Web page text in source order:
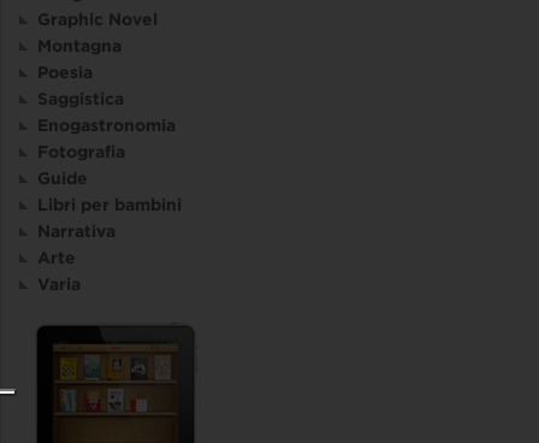
Graphic Novel
Montagna
Poesia
Saggistica
Enogastronomia
Fotografia
Guide
Libri per bambini
Narrativa
Arte
Varia